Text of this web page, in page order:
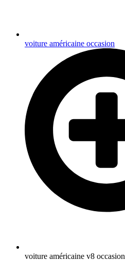
voiture américaine occasion
voiture américaine v8 occasion